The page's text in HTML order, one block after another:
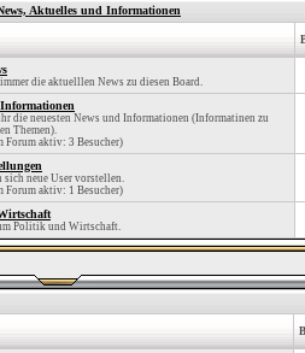
Aktuelles und Informationen
die aktuelllen News zu diesen Board.
die neuesten News und Informationen (Informatinen zu
Themen).
Forum aktiv: 3 Besucher)
sich neue User vorstellen.
Forum aktiv: 1 Besucher)
Politik und Wirtschaft.